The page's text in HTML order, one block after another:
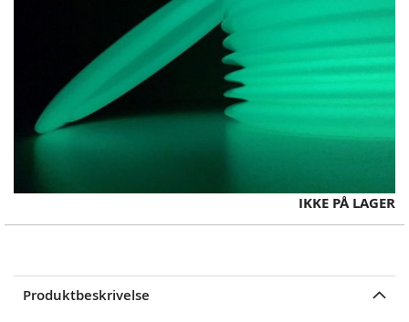
to
of
the
IKKE PÅ LAGER
Produktbeskrivelse